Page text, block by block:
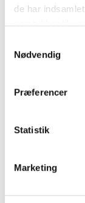
de har
Nødvendig
Præferencer
Statistik
Marketing